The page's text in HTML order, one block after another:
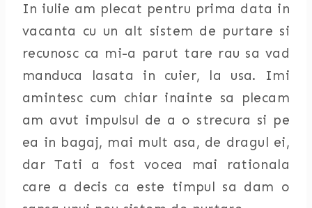
In iulie am plecat pentru prima data in
vacanta cu un alt sistem de purtare si
recunosc ca mi-a parut tare rau sa vad
manduca lasata in cuier, la usa. Imi
amintesc cum chiar inainte sa plecam
am avut impulsul de a o strecura si pe
ea in bagaj, mai mult asa, de dragul ei,
dar Tati a fost vocea mai rationala
care a decis ca este timpul sa dam o